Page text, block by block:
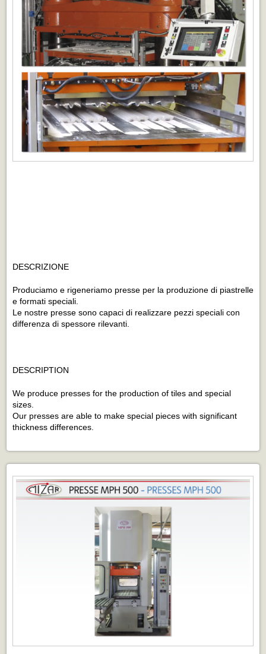
DESCRIZIONE
Produciamo e rigeneriamo presse per la produzione di piastrelle
e formati speciali.
Le nostre presse sono capaci di realizzare pezzi speciali con
differenza di spessore rilevanti.
DESCRIPTION
We produce presses for the production of tiles and special
sizes.
Our presses are able to make special pieces with significant
thickness differences.